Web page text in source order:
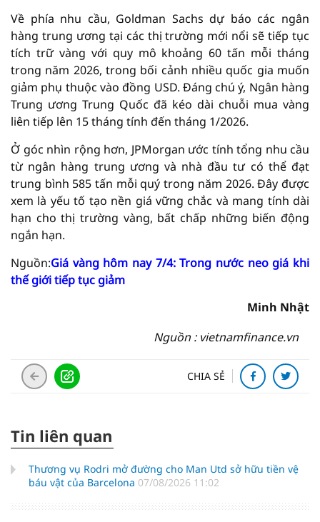
Về phía nhu cầu, Goldman Sachs dự báo các ngân
hàng trung ương tại các thị trường mới nổi sẽ tiếp tục
tích trữ vàng với quy mô khoảng 60 tấn mỗi tháng
trong năm 2026, trong bối cảnh nhiều quốc gia muốn
giảm phụ thuộc vào đồng USD. Đáng chú ý, Ngân hàng
Trung ương Trung Quốc đã kéo dài chuỗi mua vàng
liên tiếp lên 15 tháng tính đến tháng 1/2026.
Ở góc nhìn rộng hơn, JPMorgan ước tính tổng nhu cầu
từ ngân hàng trung ương và nhà đầu tư có thể đạt
trung bình 585 tấn mỗi quý trong năm 2026. Đây được
xem là yếu tố tạo nền giá vững chắc và mang tính dài
hạn cho thị trường vàng, bất chấp những biến động
ngắn hạn.
Nguồn:Giá vàng hôm nay 7/4: Trong nước neo giá khi
thế giới tiếp tục giảm
Minh Nhật
Nguồn : vietnamfinance.vn
CHIA SẺ
Tin liên quan
Thương vụ Rodri mở đường cho Man Utd sở hữu tiền vệ
báu vật của Barcelona 07/08/2026 11:02